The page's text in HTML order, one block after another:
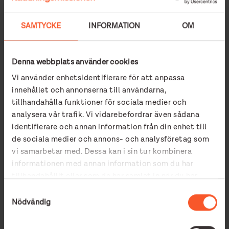
SAMTYCKE INFORMATION OM
Denna webbplats använder cookies
Vi använder enhetsidentifierare för att anpassa
innehållet och annonserna till användarna,
tillhandahålla funktioner för sociala medier och
analysera vår trafik. Vi vidarebefordrar även sådana
identifierare och annan information från din enhet till
de sociala medier och annons- och analysföretag som
vi samarbetar med. Dessa kan i sin tur kombinera
informationen med annan information som du har
Nödvändig
Mer än bara samtal
Med stöd från Solrosen har Simone fått hjälp att navigera i
alla känslor som kommer med att ha en frihetsberövad
förälder. Utöver samtalsstöd har hon varit med på flera av de
– Vi har klättrat, bowlat och till och med varit på opera. Det
var jättekul!
Mellan några klunkar berättar hon att det idag kan kännas
konstigt att komma till ett hem där det finns två stabila
föräldrar, något hon själv inte haft.
äldre jag blev desto mer försvann den bilden mer och mer.